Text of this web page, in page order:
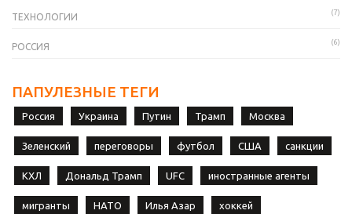
ТЕХНОЛОГИИ (7)
РОССИЯ (6)
ПАПУЛЕЗНЫЕ ТЕГИ
Россия Украина Путин Трамп Москва
Зеленский переговоры футбол США санкции
КХЛ Дональд Трамп UFC иностранные агенты
мигранты НАТО Илья Азар хоккей